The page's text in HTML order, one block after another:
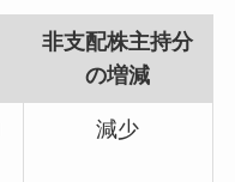
非支配株主持分
の増減
減少